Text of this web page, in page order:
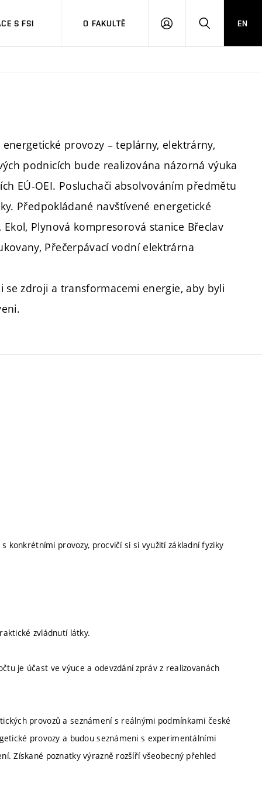
S FSI O FAKULTĚ
PŘIHLÁŠENÍHLEDAT
EN
provozy – teplárny, elektrárny,
podnicích bude realizována názorná výuka
EÚ-OEI. Posluchači absolvováním předmětu
Předpokládané navštívené energetické
Plynová kompresorová stanice Břeclav
Přečerpávací vodní elektrárna
zdroji a transformacemi energie, aby byli
konkrétními provozy, procvičí si si využití základní fyziky
zvládnutí látky.
je účast ve výuce a odevzdání zpráv z realizovanách
provozů a seznámení s reálnými podmínkami české
provozy a budou seznámeni s experimentálními
Získané poznatky výrazně rozšíří všeobecný přehled